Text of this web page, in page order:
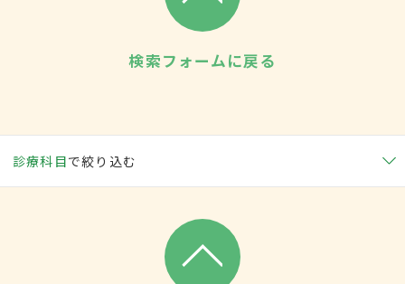
検索フォームに戻る
診療科目で絞り込む